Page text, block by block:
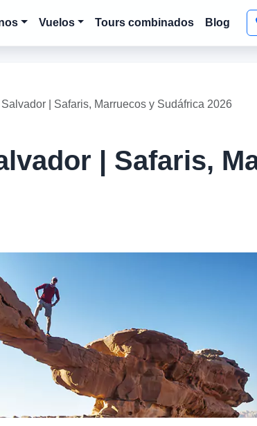
Vuelos Tours combinados Blog
| Safaris, Marruecos y Sudáfrica 2026
| Safaris,